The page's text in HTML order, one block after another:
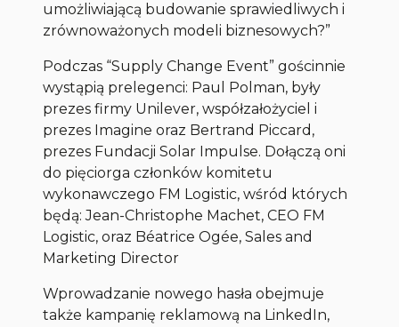
umożliwiającą budowanie sprawiedliwych i
zrównoważonych modeli biznesowych?”
Podczas “Supply Change Event” gościnnie
wystąpią prelegenci: Paul Polman, były
prezes firmy Unilever, współzałożyciel i
prezes Imagine oraz Bertrand Piccard,
prezes Fundacji Solar Impulse. Dołączą oni
do pięciorga członków komitetu
wykonawczego FM Logistic, wśród których
będą: Jean-Christophe Machet, CEO FM
Logistic, oraz Béatrice Ogée, Sales and
Marketing Director
Wprowadzanie nowego hasła obejmuje
także kampanię reklamową na LinkedIn,